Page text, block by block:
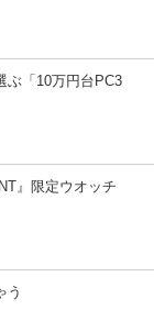
ぶ「10万円台PC3
』限定ウオッチ
う